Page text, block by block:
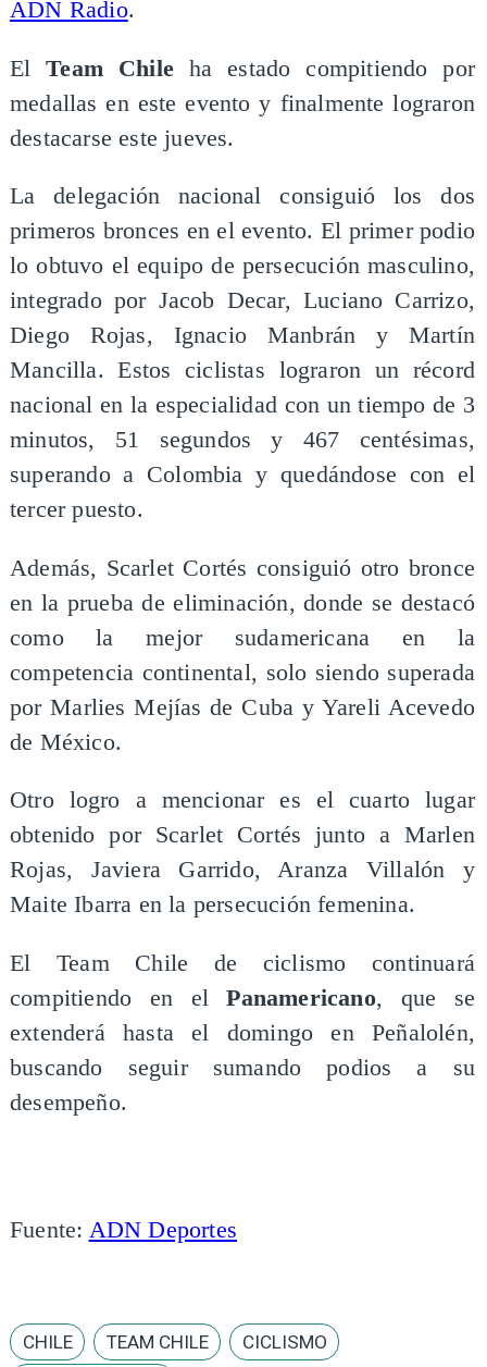
ADN Radio.
ElTeam Chileha estado compitiendo por
medallas en este evento y finalmente lograron
destacarse este jueves.
La delegación nacional consiguió los dos
primeros bronces en el evento. El primer podio
lo obtuvo el equipo de persecución masculino,
integrado por Jacob Decar, Luciano Carrizo,
Diego Rojas, Ignacio Manbrán y Martín
Mancilla. Estos ciclistas lograron un récord
nacional en la especialidad con un tiempo de 3
minutos, 51 segundos y 467 centésimas,
superando a Colombia y quedándose con el
tercer puesto.
Además, Scarlet Cortés consiguió otro bronce
en la prueba de eliminación, donde se destacó
como la mejor sudamericana en la
competencia continental, solo siendo superada
por Marlies Mejías de Cuba y Yareli Acevedo
de México.
Otro logro a mencionar es el cuarto lugar
obtenido por Scarlet Cortés junto a Marlen
Rojas, Javiera Garrido, Aranza Villalón y
Maite Ibarra en la persecución femenina.
El Team Chile de ciclismo continuará
compitiendo en elPanamericano, que se
extenderá hasta el domingo en Peñalolén,
buscando seguir sumando podios a su
desempeño.
Fuente: ADN Deportes
CHILE TEAM CHILE CICLISMO